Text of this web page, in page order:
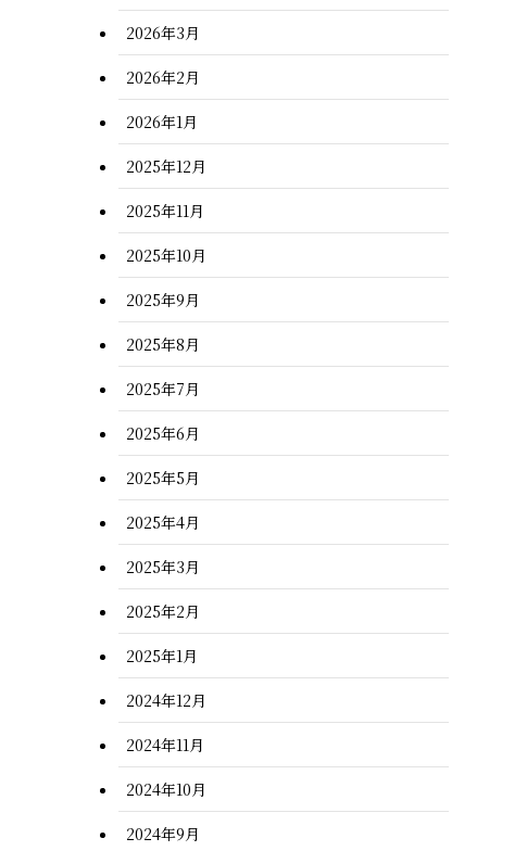
2026年3月
2026年2月
2026年1月
2025年12月
2025年11月
2025年10月
2025年9月
2025年8月
2025年7月
2025年6月
2025年5月
2025年4月
2025年3月
2025年2月
2025年1月
2024年12月
2024年11月
2024年10月
2024年9月